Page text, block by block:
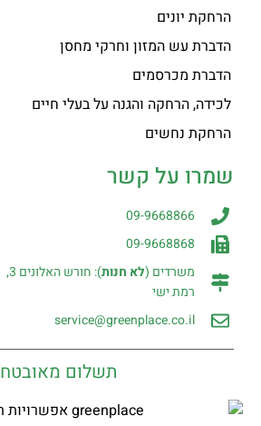
הרחקת יונים
הדברת עש המזון וחרקי מחסן
הדברת מכרסמים
לכידה, הרחקה והגנה על בעלי חיים
הרחקת נחשים
שמרו על קשר
09-9668866
09-9668868
משרדים (לא חנות): חורש האלונים 3,
רמת ישי
service@greenplace.co.il
תשלום מאובטח